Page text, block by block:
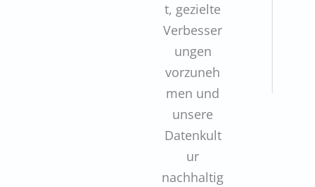
t, gezielte
Verbesser
ungen
vorzuneh
men und
unsere
Datenkult
ur
nachhaltig